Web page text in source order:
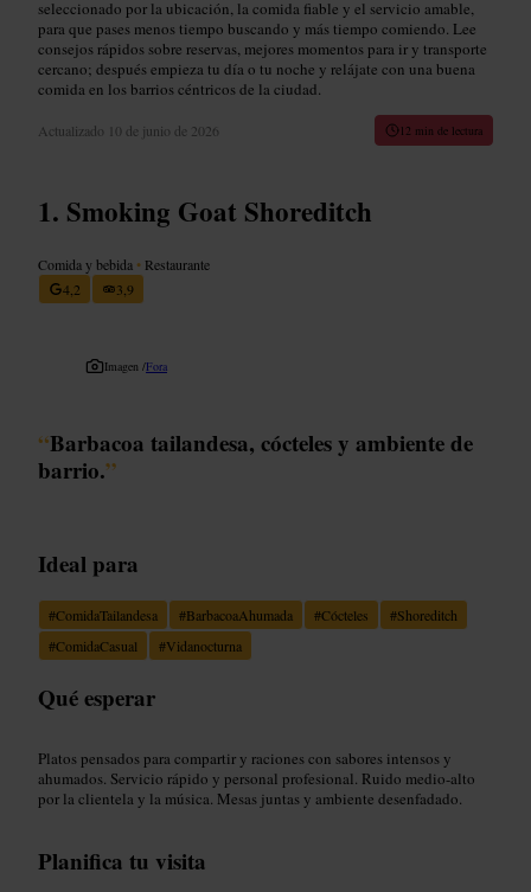
seleccionado por la ubicación, la comida fiable y el servicio amable,
para que pases menos tiempo buscando y más tiempo comiendo. Lee
consejos rápidos sobre reservas, mejores momentos para ir y transporte
cercano; después empieza tu día o tu noche y relájate con una buena
comida en los barrios céntricos de la ciudad.
Actualizado 10 de junio de 2026 12 min de lectura
Smoking Goat Shoreditch
Comida y bebida • Restaurante
4,2
3,9
Imagen /Fora
“Barbacoa tailandesa, cócteles y ambiente de
barrio.”
Ideal para
#ComidaTailandesa #BarbacoaAhumada #Cócteles #Shoreditch
#ComidaCasual #Vidanocturna
Qué esperar
Platos pensados para compartir y raciones con sabores intensos y
ahumados. Servicio rápido y personal profesional. Ruido medio-alto
por la clientela y la música. Mesas juntas y ambiente desenfadado.
Planifica tu visita